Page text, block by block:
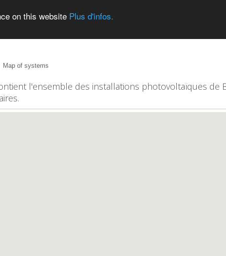
on this website Plus d'infos.
Map of systems
l'ensemble des installations photovoltaïques de